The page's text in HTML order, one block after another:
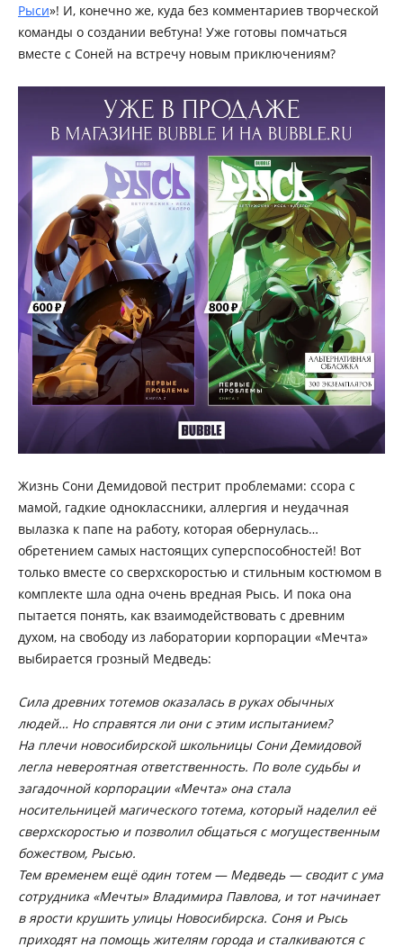
Рыси»! И, конечно же, куда без комментариев творческой
команды о создании вебтуна! Уже готовы помчаться
вместе с Соней на встречу новым приключениям?
Жизнь Сони Демидовой пестрит проблемами: ссора с
мамой, гадкие одноклассники, аллергия и неудачная
вылазка к папе на работу, которая обернулась…
обретением самых настоящих суперспособностей! Вот
только вместе со сверхскоростью и стильным костюмом в
комплекте шла одна очень вредная Рысь. И пока она
пытается понять, как взаимодействовать с древним
духом, на свободу из лаборатории корпорации «Мечта»
выбирается грозный Медведь:
Сила древних тотемов оказалась в руках обычных
людей… Но справятся ли они с этим испытанием?
На плечи новосибирской школьницы Сони Демидовой
легла невероятная ответственность. По воле судьбы и
загадочной корпорации «Мечта» она стала
носительницей магического тотема, который наделил её
сверхскоростью и позволил общаться с могущественным
божеством, Рысью.
Тем временем ещё один тотем — Медведь — сводит с ума
сотрудника «Мечты» Владимира Павлова, и тот начинает
в ярости крушить улицы Новосибирска. Соня и Рысь
приходят на помощь жителям города и сталкиваются с